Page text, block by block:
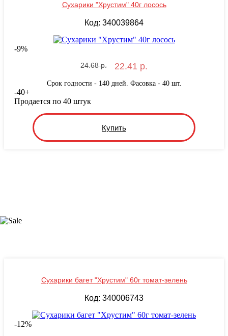
Сухарики "Хрустим" 40г лосось
Код: 340039864
-9%
24.68 р. 22.41 р.
Срок годности - 140 дней. Фасовка - 40 шт.
-40+
Купить
Продается по 40 штук
Сухарики багет "Хрустим" 60г томат-зелень
Код: 340006743
-12%